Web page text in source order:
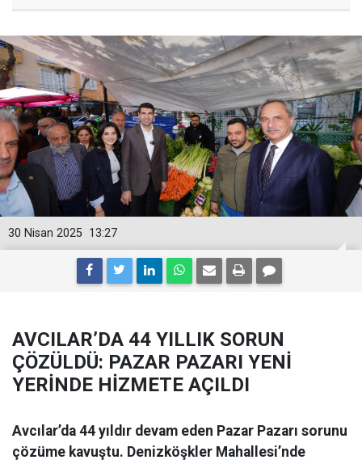
13:27
30 Nisan 2025
AVCILAR’DA 44 YILLIK SORUN
ÇÖZÜLDÜ: PAZAR PAZARI YENİ
YERİNDE HİZMETE AÇILDI
Avcılar’da 44 yıldır devam eden Pazar Pazarı sorunu
çözüme kavuştu. Denizköşkler Mahallesi’nde